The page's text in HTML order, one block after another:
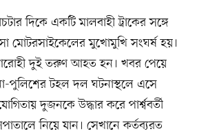
দিকে একটি মালবাহী ট্রাকের সঙ্গে
মোটরসাইকেলের মুখোমুখি সংঘর্ষ হয়।
দুই তরুণ আহত হন। খবর পেয়ে
পুলিশের টহল দল ঘটনাস্থলে এসে
দুজনকে উদ্ধার করে পার্শ্ববর্তী
নিয়ে যান। সেখানে কর্তব্যরত